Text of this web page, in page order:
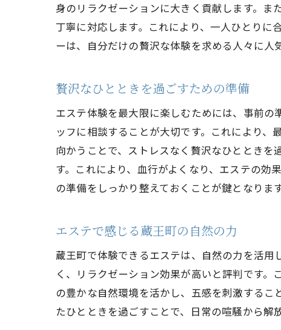
身のリラクゼーションに大きく貢献します。
丁寧に対応します。これにより、一人ひとり
ーは、自分だけの贅沢な体験を求める人々に人
贅沢なひとときを過ごすための準備
エステ体験を最大限に楽しむためには、事前
ッフに相談することが大切です。これにより
向かうことで、ストレスなく贅沢なひととき
す。これにより、血行がよくなり、エステの効
の準備をしっかり整えておくことが鍵となります
エステで感じる蔵王町の自然の力
蔵王町で体験できるエステは、自然の力を活
く、リラクゼーション効果が高いと評判です
の豊かな自然環境を活かし、五感を刺激する
たひとときを過ごすことで、日常の喧騒から解